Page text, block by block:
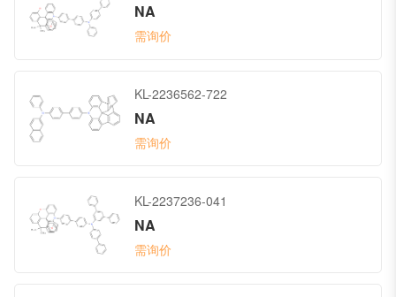
NA
需询价
KL-2236562-722
NA
需询价
KL-2237236-041
NA
需询价